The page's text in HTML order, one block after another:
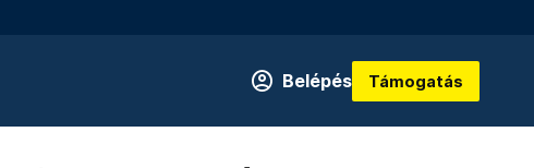
Belépés Támogatás